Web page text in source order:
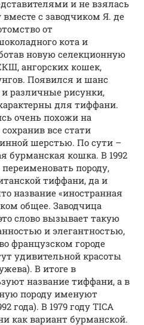
и не взялась
вместе с заводчиком Я. де
от
кота и
новую селекционную
ангорских кошек,
Появился и шанс
различные рисунки,
для тиффани.
очень похожи на
все стати
шерстью. По сути –
бурманская кошка. В 1992
породу,
тиффани, да и
название «иностранная
общее. Заводчица
слово вызывает такую
и элегантностью,
французском городе
удивительной красоты
В итоге в
название тиффани, а в
породу именуют
года). В 1979 году TICA
как вариант бурманской.